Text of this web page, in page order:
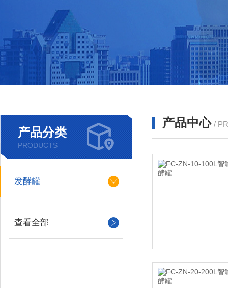
产品分类
PRODUCTS
发酵罐
查看全部
产品中心 /